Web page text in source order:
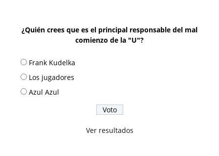
¿Quién crees que es el principal responsable del mal
comienzo de la "U"?
Frank Kudelka
Los jugadores
Azul Azul
Ver resultados